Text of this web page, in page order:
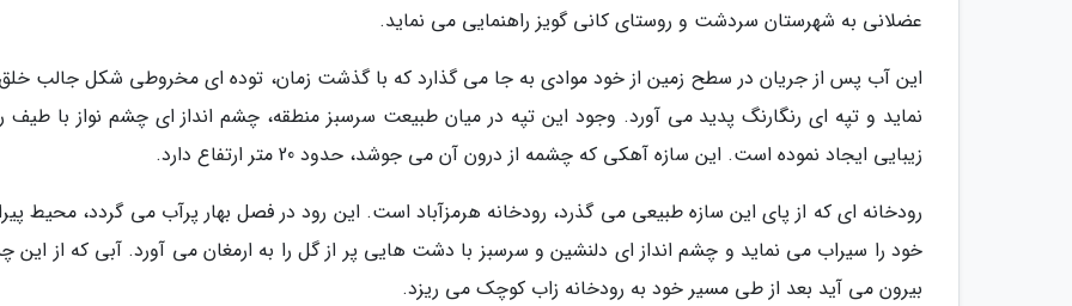
عضلانی به شهرستان سردشت و روستای کانی گویز راهنمایی می نماید.
این آب پس از جریان در سطح زمین از خود موادی به جا می گذارد که با گذشت زمان، توده ای مخروطی شکل جالب
نماید و تپه ای رنگارنگ پدید می آورد. وجود این تپه در میان طبیعت سرسبز منطقه، چشم انداز ای چشم نواز با طیف
زیبایی ایجاد نموده است. این سازه آهکی که چشمه از درون آن می جوشد، حدود 20 متر ارتفاع دارد.
رودخانه ای که از پای این سازه طبیعی می گذرد، رودخانه هرمزآباد است. این رود در فصل بهار پرآب می گردد، محیط
خود را سیراب می نماید و چشم انداز ای دلنشین و سرسبز با دشت هایی پر از گل را به ارمغان می آورد. آبی که از این
بیرون می آید بعد از طی مسیر خود به رودخانه زاب کوچک می ریزد.